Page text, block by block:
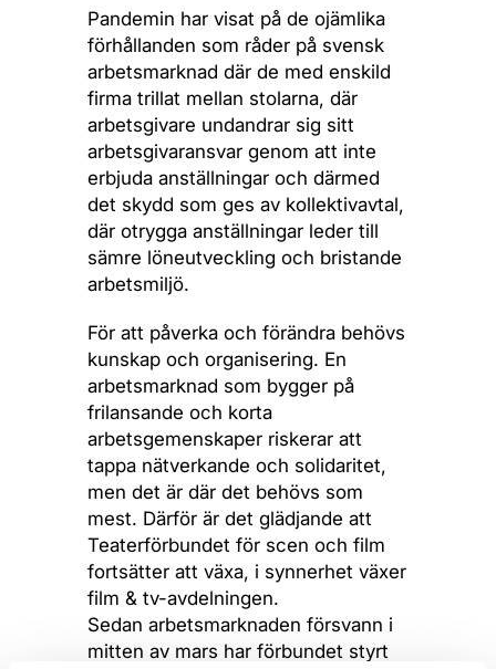
Pandemin har visat på de ojämlika
förhållanden som råder på svensk
arbetsmarknad där de med enskild
firma trillat mellan stolarna, där
arbetsgivare undandrar sig sitt
arbetsgivaransvar genom att inte
erbjuda anställningar och därmed
det skydd som ges av kollektivavtal,
där otrygga anställningar leder till
sämre löneutveckling och bristande
arbetsmiljö.
För att påverka och förändra behövs
kunskap och organisering. En
arbetsmarknad som bygger på
frilansande och korta
arbetsgemenskaper riskerar att
tappa nätverkande och solidaritet,
men det är där det behövs som
mest. Därför är det glädjande att
Teaterförbundet för scen och film
fortsätter att växa, i synnerhet växer
film & tv-avdelningen.
Sedan arbetsmarknaden försvann i
mitten av mars har förbundet styrt